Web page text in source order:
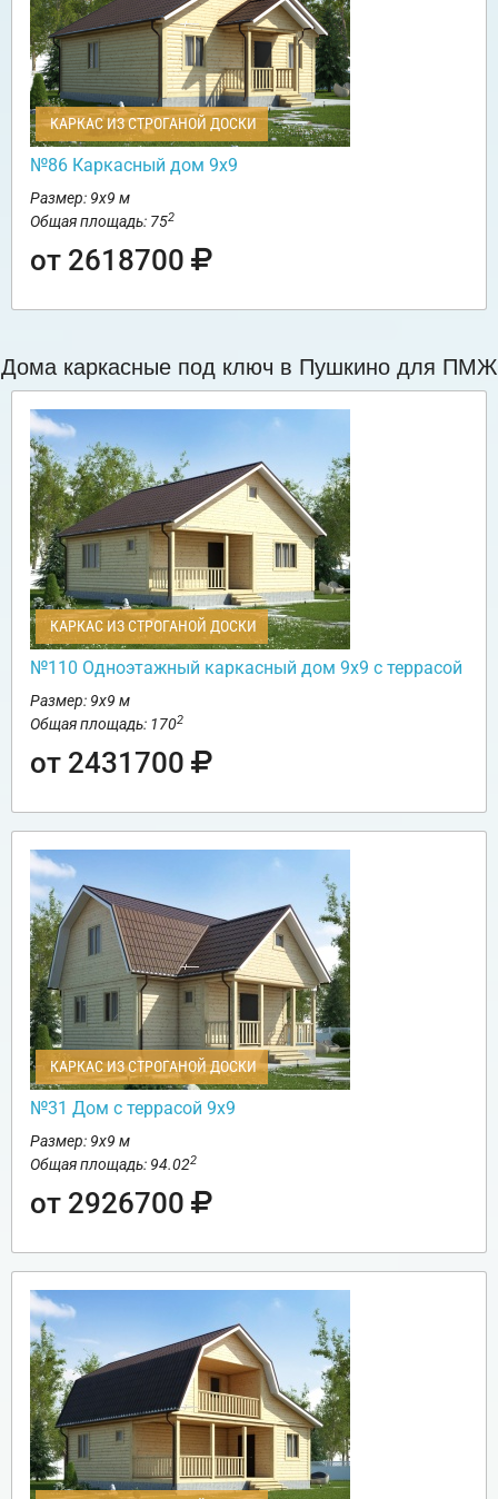
КАРКАС ИЗ СТРОГАНОЙ ДОСКИ
№86 Каркасный дом 9х9
Размер: 9х9 м
Общая площадь: 752
от 2618700
Дома каркасные под ключ в Пушкино для ПМЖ
КАРКАС ИЗ СТРОГАНОЙ ДОСКИ
№110 Одноэтажный каркасный дом 9х9 с террасой
Размер: 9х9 м
Общая площадь: 1702
от 2431700
КАРКАС ИЗ СТРОГАНОЙ ДОСКИ
№31 Дом с террасой 9х9
Размер: 9х9 м
Общая площадь: 94.022
от 2926700